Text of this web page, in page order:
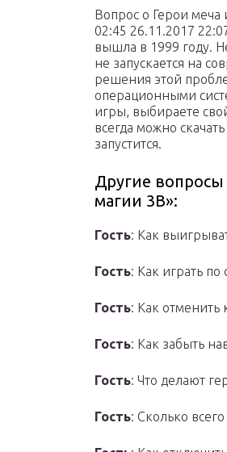
Вопрос о Герои меча
02:45 26.11.2017
вышла в 1999 году.
не запускается на
решения этой
операционными
игры, выбираете
всегда можно
запустится.
Другие вопросы
магии 3В»:
Гость: Как
Гость: Как играть
Гость: Как отменить
Гость: Как забыть
Гость: Что делают
Гость: Сколько